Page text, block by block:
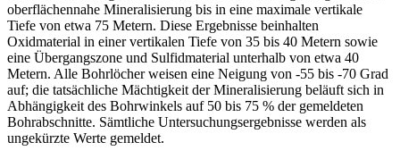
oberflächennahe Mineralisierung bis in eine maximale vertikale
Tiefe von etwa 75 Metern. Diese Ergebnisse beinhalten
Oxidmaterial in einer vertikalen Tiefe von 35 bis 40 Metern sowie
eine Übergangszone und Sulfidmaterial unterhalb von etwa 40
Metern. Alle Bohrlöcher weisen eine Neigung von -55 bis -70 Grad
auf; die tatsächliche Mächtigkeit der Mineralisierung beläuft sich in
Abhängigkeit des Bohrwinkels auf 50 bis 75 % der gemeldeten
Bohrabschnitte. Sämtliche Untersuchungsergebnisse werden als
ungekürzte Werte gemeldet.